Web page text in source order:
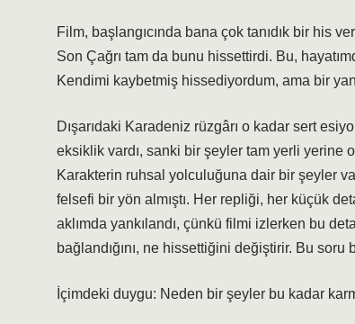
Film, başlangıcında bana çok tanıdık bir his
Son Çağrı tam da bunu hissettirdi. Bu,
Kendimi kaybetmiş hissediyordum, ama bir
Dışarıdaki Karadeniz rüzgârı o kadar sert
eksiklik vardı, sanki bir şeyler tam yerli yerine
Karakterin ruhsal yolculuğuna dair bir şeyler
felsefi bir yön almıştı. Her repliği, her küçük
aklımda yankılandı, çünkü filmi izlerken bu
bağlandığını, ne hissettiğini değiştirir. Bu soru
İçimdeki duygu: Neden bir şeyler bu kadar